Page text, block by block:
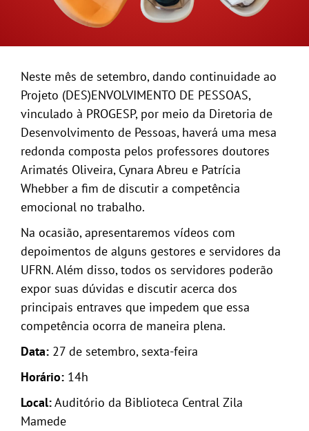
Neste mês de setembro, dando continuidade ao
Projeto (DES)ENVOLVIMENTO DE PESSOAS,
vinculado à PROGESP, por meio da Diretoria de
Desenvolvimento de Pessoas, haverá uma mesa
redonda composta pelos professores doutores
Arimatés Oliveira, Cynara Abreu e Patrícia
Whebber a fim de discutir a competência
emocional no trabalho.
Na ocasião, apresentaremos vídeos com
depoimentos de alguns gestores e servidores da
UFRN. Além disso, todos os servidores poderão
expor suas dúvidas e discutir acerca dos
principais entraves que impedem que essa
competência ocorra de maneira plena.
Data:27 de setembro, sexta-feira
Horário:14h
Local:Auditório da Biblioteca Central Zila
Mamede